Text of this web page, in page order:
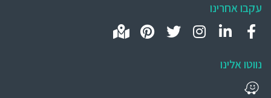
עקבו אחרינו
נווטו אלינו